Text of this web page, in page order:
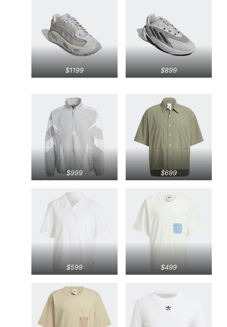
$1199 $899
$999 $699
$599 $499